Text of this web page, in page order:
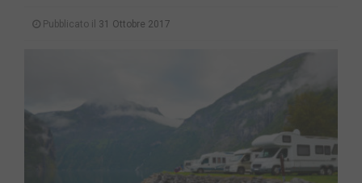
Pubblicato il 31 Ottobre 2017